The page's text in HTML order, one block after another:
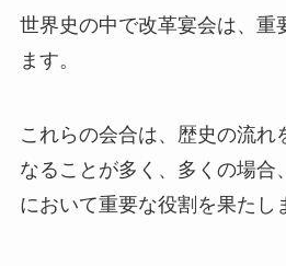
世界史の中で改革宴会は、重
ます。
これらの会合は、歴史の流れ
なることが多く、多くの場合
において重要な役割を果たし